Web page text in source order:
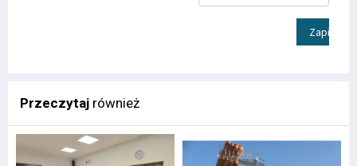
Zapisz
Przeczytaj również